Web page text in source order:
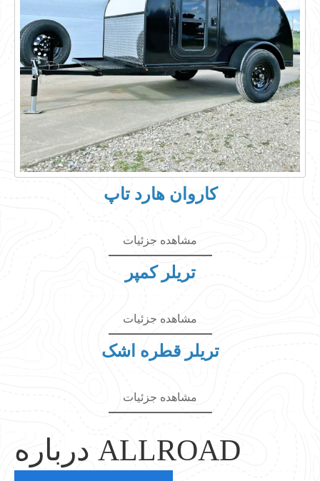
کاروان هارد تاپ
مشاهده جزئیات
تریلر کمپر
مشاهده جزئیات
تریلر قطره اشک
مشاهده جزئیات
درباره ALLROAD